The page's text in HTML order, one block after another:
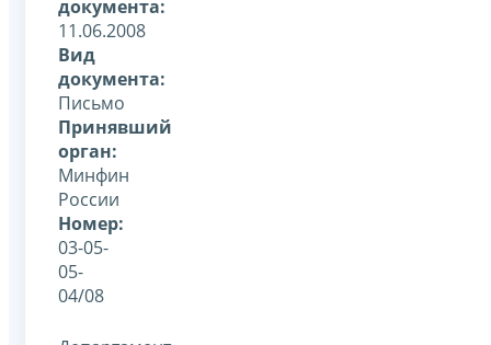
документа:
11.06.2008
Вид
документа:
Письмо
Принявший
орган:
Минфин
России
Номер:
03-05-
05-
04/08